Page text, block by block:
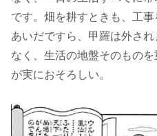
です。畑を耕すときも、工
あいだですら、甲羅は外さ
なく、生活の地盤そのもの
が実におそろしい。